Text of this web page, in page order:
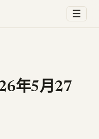
☰
年5月27